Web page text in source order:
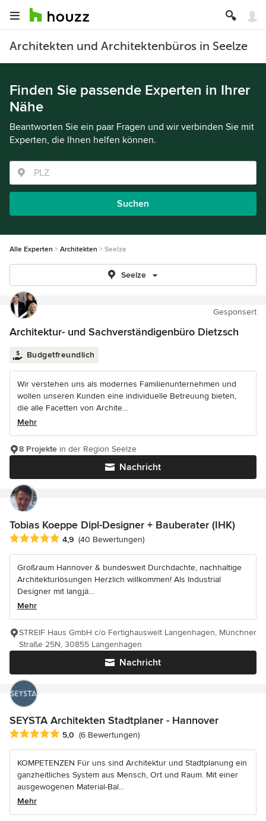
Architekten und Architektenbüros in Seelze
Finden Sie passende Experten in Ihrer
Nähe
Beantworten Sie ein paar Fragen und wir verbinden Sie mit
Experten, die Ihnen helfen können.
Suchen
Alle Experten Architekten Seelze
Seelze
Gesponsert
Architektur- und Sachverständigenbüro Dietzsch
Budgetfreundlich
Wir verstehen uns als modernes Familienunternehmen und
wollen unseren Kunden eine individuelle Betreuung bieten,
die alle Facetten von Archite...
Mehr
Nachricht
8 Projekte in der Region Seelze
Tobias Koeppe Dipl-Designer + Bauberater (IHK)
Durchschnittliche Bewertung: 4.9 von 5 Sternen
4,9 (40 Bewertungen)
Großraum Hannover & bundesweit Durchdachte, nachhaltige
Architekturlösungen Herzlich willkommen! Als Industrial
Designer mit langjä...
Mehr
Nachricht
STREIF Haus GmbH c/o Fertighauswelt Langenhagen, Münchner
Straße 25N, 30855 Langenhagen
SEYSTA Architekten Stadtplaner - Hannover
Durchschnittliche Bewertung: 5 von 5 Sternen
5,0 (6 Bewertungen)
KOMPETENZEN Für uns sind Architektur und Stadtplanung ein
ganzheitliches System aus Mensch, Ort und Raum. Mit einer
ausgewogenen Material-Bal...
Mehr